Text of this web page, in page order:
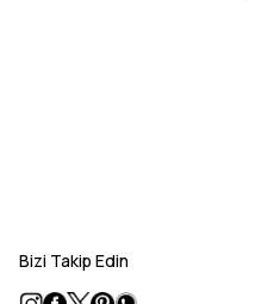
Bizi Takip Edin